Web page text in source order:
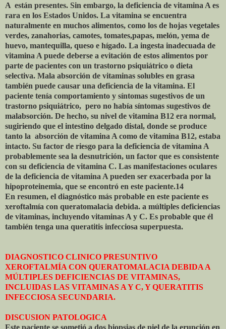
A están presentes. Sin embargo, la deficiencia de vitamina A es
rara en los Estados Unidos. La vitamina se encuentra
naturalmente en muchos alimentos, como los de hojas vegetales
verdes, zanahorias, camotes, tomates,papas, melón, yema de
huevo, mantequilla, queso e hígado. La ingesta inadecuada de
vitamina A puede deberse a evitación de estos alimentos por
parte de pacientes con un trastorno psiquiátrico o dieta
selectiva. Mala absorción de vitaminas solubles en grasa
también puede causar una deficiencia de la vitamina. El
paciente tenía comportamiento y síntomas sugestivos de un
trastorno psiquiátrico, pero no había síntomas sugestivos de
malabsorción. De hecho, su nivel de vitamina B12 era normal,
sugiriendo que el intestino delgado distal, donde se produce
tanto la absorción de vitamina A como de vitamina B12, estaba
intacto. Su factor de riesgo para la deficiencia de vitamina A
probablemente sea la desnutrición, un factor que es consistente
con su deficiencia de vitamina C. Las manifestaciones oculares
de la deficiencia de vitamina A pueden ser exacerbada por la
hipoproteinemia, que se encontró en este paciente.14
En resumen, el diagnóstico más probable en este paciente es
xeroftalmía con queratomalacia debida. a múltiples deficiencias
de vitaminas, incluyendo vitaminas A y C. Es probable que él
también tenga una queratitis infecciosa superpuesta.
DIAGNOSTICO CLINICO PRESUNTIVO
XEROFTALMÍA CON QUERATOMALACIA DEBIDA A
MÚLTIPLES DEFICIENCIAS DE VITAMINAS,
INCLUIDAS LAS VITAMINAS A Y C, Y QUERATITIS
INFECCIOSA SECUNDARIA.
DISCUSION PATOLOGICA
Este paciente se sometió a dos biopsias de piel de la erupción en